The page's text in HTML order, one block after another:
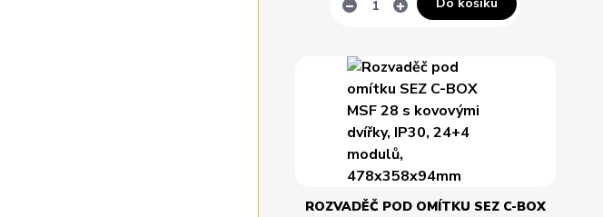
ROZVADĚČ POD OMÍTKU SEZ C-BOX